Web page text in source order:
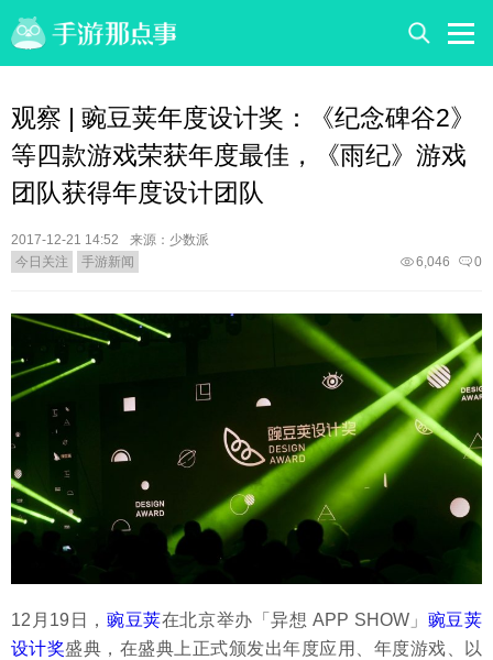
观察 | 豌豆荚年度设计奖：《纪念碑谷2》
等四款游戏荣获年度最佳，《雨纪》游戏
团队获得年度设计团队
2017-12-21 14:52
来源：少数派
今日关注
手游新闻 0
6,046
12月19日， 豌豆荚在北京举办「异想 APP SHOW」 豌豆荚
设计奖盛典，在盛典上正式颁发出年度应用、年度游戏、以